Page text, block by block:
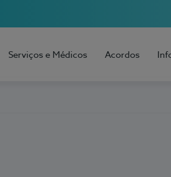
Serviços e Médicos Acordos